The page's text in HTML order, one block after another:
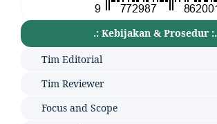
.: Kebijakan & Prosedur :.
Tim Editorial
Tim Reviewer
Focus and Scope